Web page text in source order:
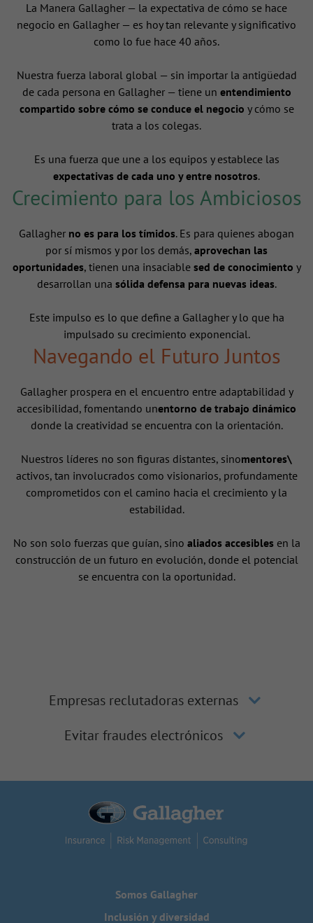
La Manera Gallagher — la expectativa de cómo se hace
negocio en Gallagher — es hoy tan relevante y significativo
como lo fue hace 40 años.
Nuestra fuerza laboral global — sin importar la antigüedad
de cada persona en Gallagher — tiene un entendimiento
compartido sobre cómo se conduce el negocio y cómo se
trata a los colegas.
Es una fuerza que une a los equipos y establece las
expectativas de cada uno y entre nosotros.
Crecimiento para los Ambiciosos
Gallagher no es para los tímidos. Es para quienes abogan
por sí mismos y por los demás, aprovechan las
oportunidades, tienen una insaciable sed de conocimiento y
desarrollan una sólida defensa para nuevas ideas.
Este impulso es lo que define a Gallagher y lo que ha
impulsado su crecimiento exponencial.
Navegando el Futuro Juntos
Gallagher prospera en el encuentro entre adaptabilidad y
accesibilidad, fomentando unentorno de trabajo dinámico
donde la creatividad se encuentra con la orientación.
Nuestros líderes no son figuras distantes, sinomentores\
activos, tan involucrados como visionarios, profundamente
comprometidos con el camino hacia el crecimiento y la
estabilidad.
No son solo fuerzas que guían, sino aliados accesiblesen la
construcción de un futuro en evolución, donde el potencial
se encuentra con la oportunidad.
Empresas reclutadoras externas
Evitar fraudes electrónicos
Somos Gallagher
Inclusión y diversidad